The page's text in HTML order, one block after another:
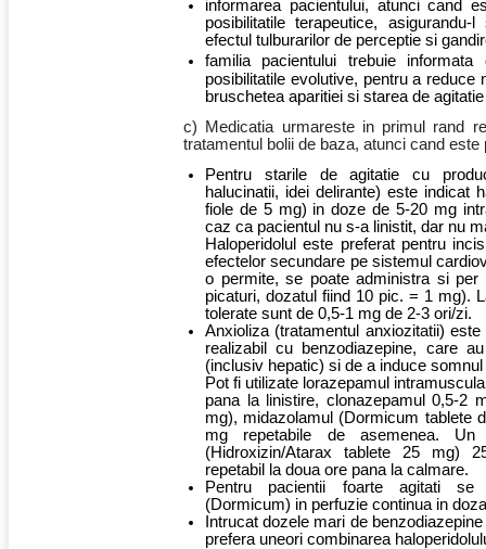
informarea pacientului, atunci cand
posibilitatile terapeutice,
efectul tulburarilor de perceptie si
familia pacientului trebuie
posibilitatile evolutive, pentru a reduce
bruschetea aparitiei si starea de
c) Medicatia urmareste in primul rand
tratamentul bolii de baza, atunci cand este
Pentru starile de agitatie cu
halucinatii, idei delirante) este indicat
fiole de 5 mg) in doze de 5-20 mg
caz ca pacientul nu s-a linistit, dar nu
Haloperidolul este preferat pentru
efectelor secundare pe sistemul
o permite, se poate administra si
picaturi, dozatul fiind 10 pic. = 1 mg).
tolerate sunt de 0,5-1 mg de 2-3 ori/zi.
Anxioliza (tratamentul anxiozitatii)
realizabil cu benzodiazepine, care
(inclusiv hepatic) si de a induce
Pot fi utilizate lorazepamul
pana la linistire, clonazepamul 0,5-2
mg), midazolamul (Dormicum tablete
mg repetabile de asemenea.
(Hidroxizin/Atarax tablete 25 mg)
repetabil la doua ore pana la calmare.
Pentru pacientii foarte agitati se
(Dormicum) in perfuzie continua in
Intrucat dozele mari de
prefera uneori combinarea